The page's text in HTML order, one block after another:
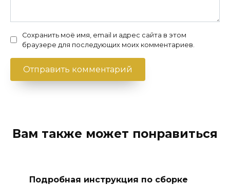
Сохранить моё имя, email и адрес сайта в этом
браузере для последующих моих комментариев.
Вам также может понравиться
Подробная инструкция по сборке